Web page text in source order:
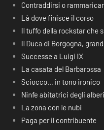
Contraddirsi o
Là dove finisce il corso
Il tuffo della rockstar che
Il Duca di Borgogna,
Successe a Luigi IX
La casata del Barbarossa
Sciocco… in tono ironico
Ninfe abitatrici degli alberi
La zona con le nubi
Paga per il contribuente